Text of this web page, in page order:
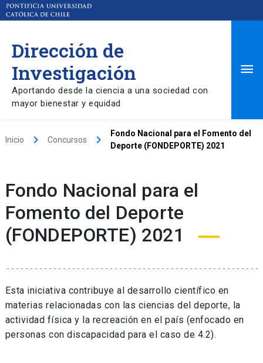
Dirección de
Investigación
Aportando desde la ciencia a una sociedad con
mayor bienestar y equidad
Inicio keyboard_arrow_right Concursos keyboard_arrow_right
Fondo Nacional para el Fomento del
Deporte (FONDEPORTE) 2021
Fondo Nacional para el
Fomento del Deporte
(FONDEPORTE) 2021
Esta iniciativa contribuye al desarrollo científico en
materias relacionadas con las ciencias del deporte, la
actividad física y la recreación en el país (enfocado en
personas con discapacidad para el caso de 4.2).